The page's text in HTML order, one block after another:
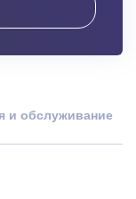
и обслуживание